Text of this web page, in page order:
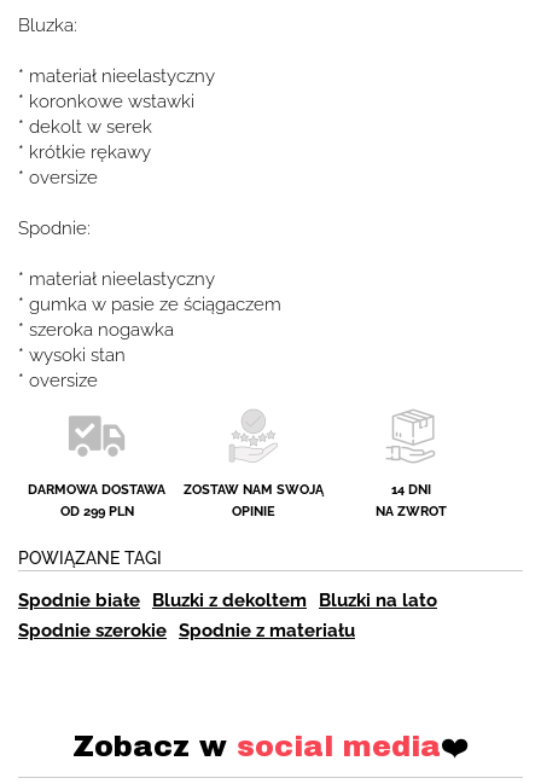
Bluzka:
* materiał nieelastyczny
* koronkowe wstawki
* dekolt w serek
* krótkie rękawy
* oversize
Spodnie:
* materiał nieelastyczny
* gumka w pasie ze ściągaczem
* szeroka nogawka
* wysoki stan
* oversize
DARMOWA DOSTAWA
OD 299 PLN
ZOSTAW NAM SWOJĄ
OPINIE
14 DNI
NA ZWROT
POWIĄZANE TAGI
Spodnie białe Bluzki z dekoltem
Bluzki na lato
Spodnie szerokie Spodnie z materiału
Zobacz w social media❤️